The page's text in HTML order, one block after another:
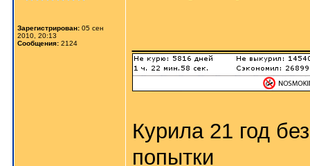
Зарегистрирован: 05 сен
2010, 20:13
Сообщения: 2124
Курила 21 год
попытки